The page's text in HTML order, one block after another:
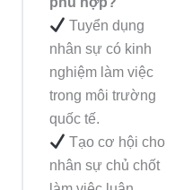
Tuyển dụng
nhân sự có kinh
nghiệm làm việc
trong môi trường
quốc tế.
Tạo cơ hội cho
nhân sự chủ chốt